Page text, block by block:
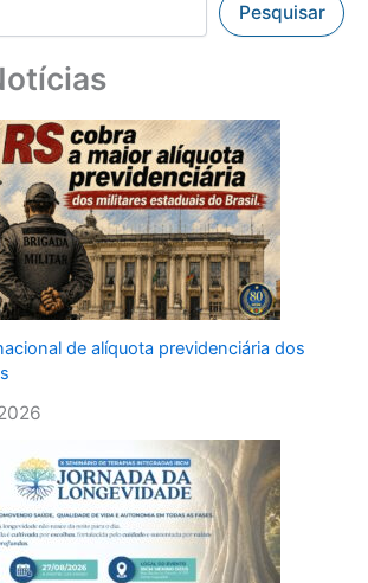
Pesquisar
de alíquota previdenciária dos